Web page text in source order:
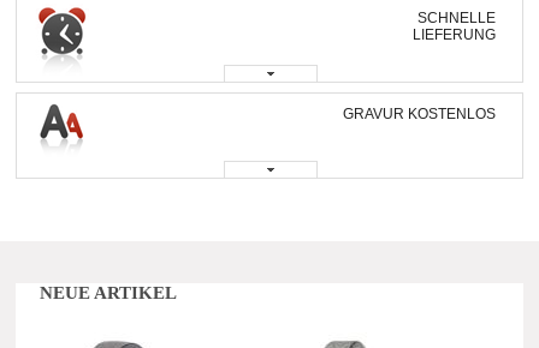
SCHNELLE
LIEFERUNG
GRAVUR KOSTENLOS
NEUE ARTIKEL